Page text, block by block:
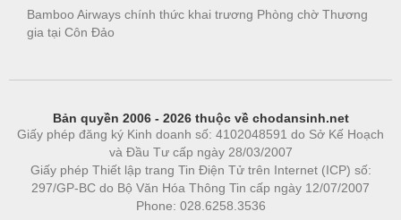
Bamboo Airways chính thức khai trương Phòng chờ Thương
gia tại Côn Đảo
Bản quyền 2006 - 2026 thuộc về chodansinh.net
Giấy phép đăng ký Kinh doanh số: 4102048591 do Sở Kế Hoạch
và Đầu Tư cấp ngày 28/03/2007
Giấy phép Thiết lập trang Tin Điện Tử trên Internet (ICP) số:
297/GP-BC do Bộ Văn Hóa Thông Tin cấp ngày 12/07/2007
Phone: 028.6258.3536